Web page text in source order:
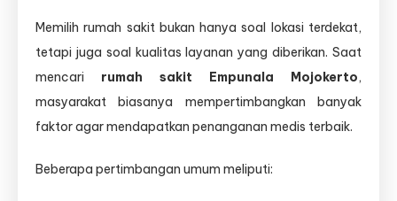
Memilih rumah sakit bukan hanya soal lokasi terdekat,
tetapi juga soal kualitas layanan yang diberikan. Saat
mencari rumah sakit Empunala Mojokerto,
masyarakat biasanya mempertimbangkan banyak
faktor agar mendapatkan penanganan medis terbaik.
Beberapa pertimbangan umum meliputi: